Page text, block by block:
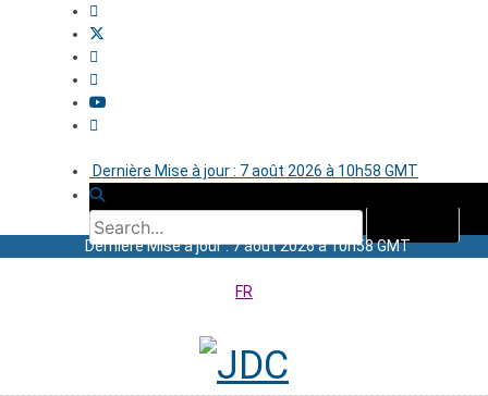
Dernière Mise à jour : 7 août 2026 à 10h58 GMT
Dernière Mise à jour : 7 août 2026 à 10h58 GMT
FR